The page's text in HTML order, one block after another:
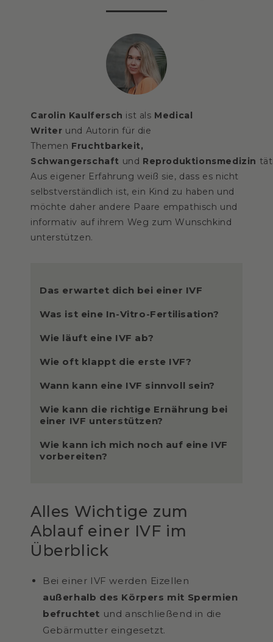
Carolin Kaulfersch ist als Medical
Writer und Autorin für die
Themen Fruchtbarkeit,
Schwangerschaft und Reproduktionsmedizin
Aus eigener Erfahrung weiß sie, dass es nicht
selbstverständlich ist, ein Kind zu haben und
möchte daher andere Paare empathisch und
informativ auf ihrem Weg zum Wunschkind
unterstützen.
Das erwartet dich bei einer IVF
Was ist eine In-Vitro-Fertilisation?
Wie läuft eine IVF ab?
Wie oft klappt die erste IVF?
Wann kann eine IVF sinnvoll sein?
Wie kann die richtige Ernährung bei
einer IVF unterstützen?
Wie kann ich mich noch auf eine IVF
vorbereiten?
Alles Wichtige zum
Ablauf einer IVF im
Überblick
Bei einer IVF werden Eizellen
außerhalb des Körpers mit Spermien
befruchtet und anschließend in die
Gebärmutter eingesetzt.